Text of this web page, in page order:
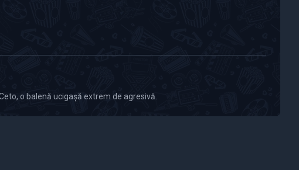
o balenă ucigașă extrem de agresivă.